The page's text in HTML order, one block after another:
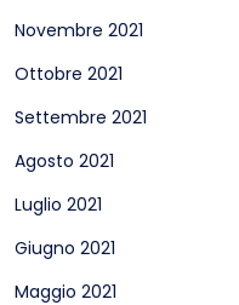
Novembre 2021
Ottobre 2021
Settembre 2021
Agosto 2021
Luglio 2021
Giugno 2021
Maggio 2021